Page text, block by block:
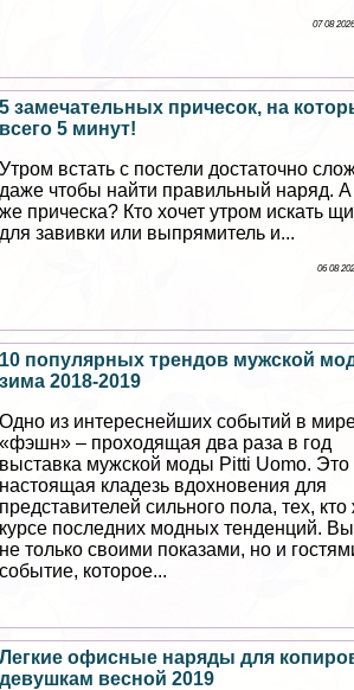
07 08
5 замечательных причесок, на
всего 5 минут!
Утром встать с постели достаточно
даже чтобы найти правильный наряд. А
же прическа? Кто хочет утром искать
для завивки или выпрямитель и...
06 08
10 популярных трендов мужской
зима 2018-2019
Одно из интереснейших событий в
«фэшн» – проходящая два раза в год
выставка мужской моды Pitti Uomo. Это
настоящая кладезь вдохновения для
представителей сильного пола, тех,
курсе последних модных тенденций.
не только своими показами, но и
событие, которое...
Легкие офисные наряды для
дeвyшкам весной 2019